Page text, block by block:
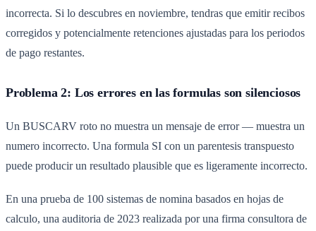
incorrecta. Si lo descubres en noviembre, tendras que emitir recibos
corregidos y potencialmente retenciones ajustadas para los periodos
de pago restantes.
Problema 2: Los errores en las formulas son silenciosos
Un BUSCARV roto no muestra un mensaje de error — muestra un
numero incorrecto. Una formula SI con un parentesis transpuesto
puede producir un resultado plausible que es ligeramente incorrecto.
En una prueba de 100 sistemas de nomina basados en hojas de
calculo, una auditoria de 2023 realizada por una firma consultora de